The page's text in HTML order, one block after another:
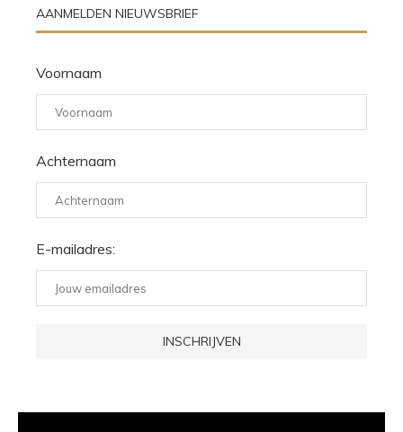
AANMELDEN NIEUWSBRIEF
Voornaam
Achternaam
E-mailadres: